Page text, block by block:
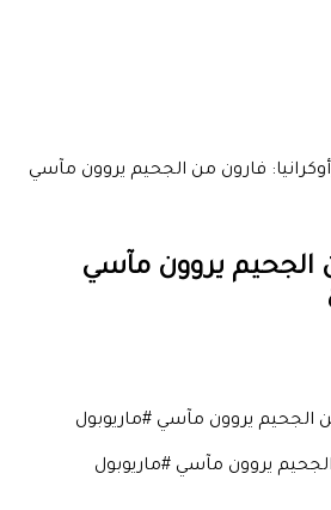
أوكرانيا: فارون من الجحيم يروون مآسي
الجحيم يروون مآسي
الجحيم يروون مآسي #ماريوبول